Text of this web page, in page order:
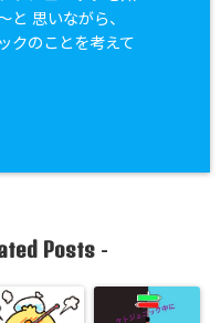
と 思いながら、
クのことを考えて
Posts-